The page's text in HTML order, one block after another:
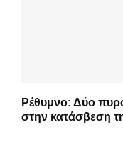
Ρέθυμνο: Δύο
στην κατάσβεση